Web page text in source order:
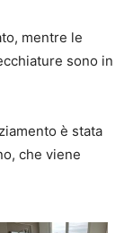
mentre le
sono in
è stata
che viene